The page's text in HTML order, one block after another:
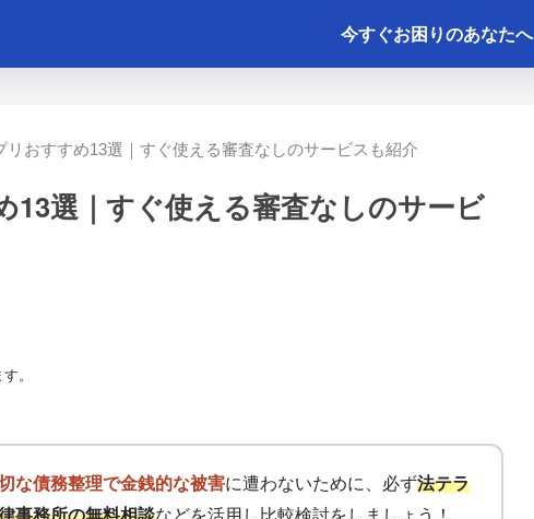
今すぐお困りのあなたへ
リおすすめ13選｜すぐ使える審査なしのサービスも紹介
13選｜すぐ使える審査なしのサービ
。
な債務整理で金銭的な被害に遭わないために、必ず法テラ